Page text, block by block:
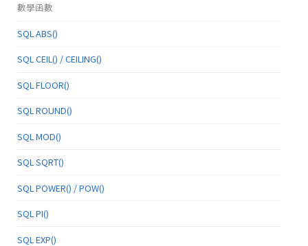
數學函數
SQL ABS()
SQL CEIL() / CEILING()
SQL FLOOR()
SQL ROUND()
SQL MOD()
SQL SQRT()
SQL POWER() / POW()
SQL PI()
SQL EXP()